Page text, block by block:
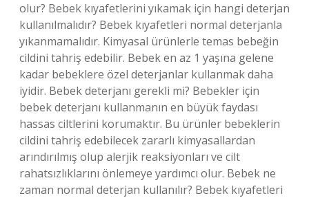
olur? Bebek kıyafetlerini yıkamak için hangi deterjan
kullanılmalıdır? Bebek kıyafetleri normal deterjanla
yıkanmamalıdır. Kimyasal ürünlerle temas bebeğin
cildini tahriş edebilir. Bebek en az 1 yaşına gelene
kadar bebeklere özel deterjanlar kullanmak daha
iyidir. Bebek deterjanı gerekli mi? Bebekler için
bebek deterjanı kullanmanın en büyük faydası
hassas ciltlerini korumaktır. Bu ürünler bebeklerin
cildini tahriş edebilecek zararlı kimyasallardan
arındırılmış olup alerjik reaksiyonları ve cilt
rahatsızlıklarını önlemeye yardımcı olur. Bebek ne
zaman normal deterjan kullanılır? Bebek kıyafetleri